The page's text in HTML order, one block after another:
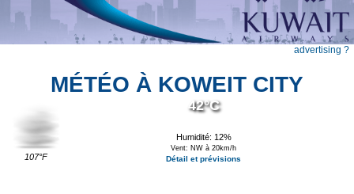
advertising ?
MÉTÉO À KOWEIT CITY
107°F
42°C
Humidité: 12%
Vent: NW à 20km/h
Détail et prévisions